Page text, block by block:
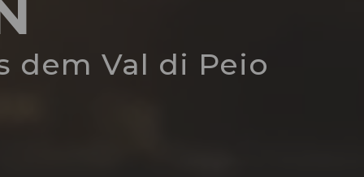
dem Val di Peio